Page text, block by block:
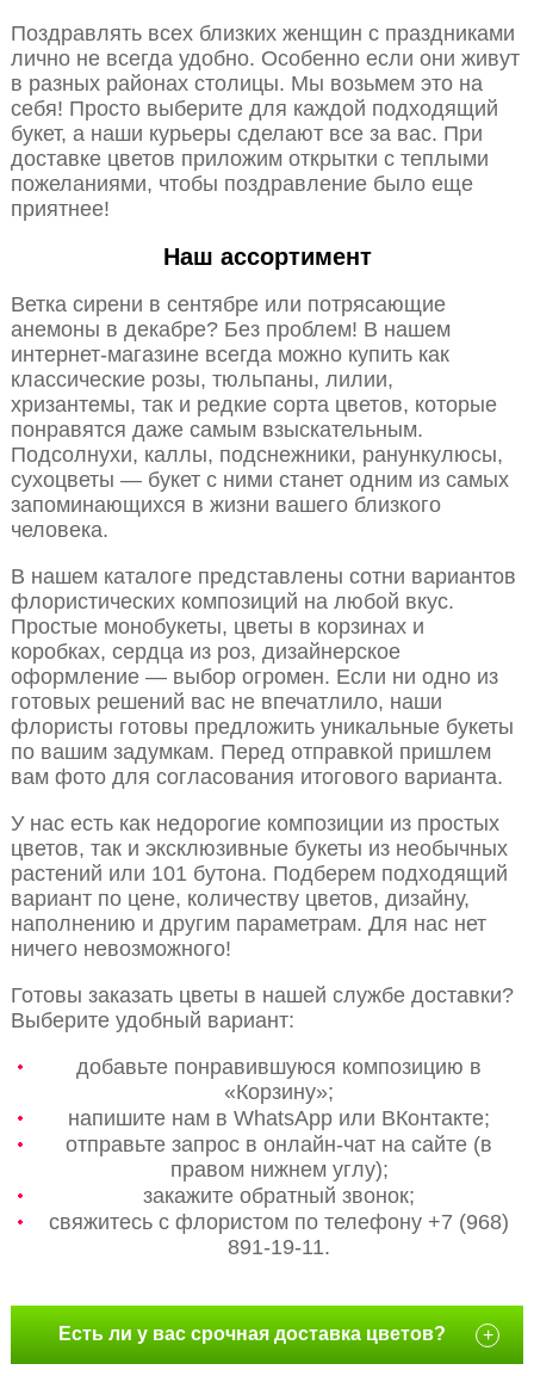
Поздравлять всех близких женщин с праздниками
лично не всегда удобно. Особенно если они живут
в разных районах столицы. Мы возьмем это на
себя! Просто выберите для каждой подходящий
букет, а наши курьеры сделают все за вас. При
доставке цветов приложим открытки с теплыми
пожеланиями, чтобы поздравление было еще
приятнее!
Наш ассортимент
Ветка сирени в сентябре или потрясающие
анемоны в декабре? Без проблем! В нашем
интернет-магазине всегда можно купить как
классические розы, тюльпаны, лилии,
хризантемы, так и редкие сорта цветов, которые
понравятся даже самым взыскательным.
Подсолнухи, каллы, подснежники, ранункулюсы,
сухоцветы — букет с ними станет одним из самых
запоминающихся в жизни вашего близкого
человека.
В нашем каталоге представлены сотни вариантов
флористических композиций на любой вкус.
Простые монобукеты, цветы в корзинах и
коробках, сердца из роз, дизайнерское
оформление — выбор огромен. Если ни одно из
готовых решений вас не впечатлило, наши
флористы готовы предложить уникальные букеты
по вашим задумкам. Перед отправкой пришлем
вам фото для согласования итогового варианта.
У нас есть как недорогие композиции из простых
цветов, так и эксклюзивные букеты из необычных
растений или 101 бутона. Подберем подходящий
вариант по цене, количеству цветов, дизайну,
наполнению и другим параметрам. Для нас нет
ничего невозможного!
Готовы заказать цветы в нашей службе доставки?
Выберите удобный вариант:
добавьте понравившуюся композицию в
«Корзину»;
напишите нам в WhatsApp или ВКонтакте;
отправьте запрос в онлайн-чат на сайте (в
правом нижнем углу);
закажите обратный звонок;
свяжитесь с флористом по телефону +7 (968)
891-19-11.
Есть ли у вас срочная доставка цветов? +